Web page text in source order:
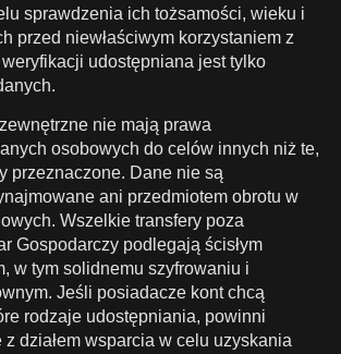
sprawdzenia ich tożsamości, wieku i
przed niewłaściwym korzystaniem z
weryfikacji udostępniana jest tylko
nie mają prawa
osobowych do celów innych niż te,
przeznaczone. Dane nie są
ani przedmiotem obrotu w
Wszelkie transfery poza
Gospodarczy podlegają ścisłym
w tym solidnemu szyfrowaniu i
Jeśli posiadacze kont chcą
rodzaje udostępniania, powinni
działem wsparcia w celu uzyskania